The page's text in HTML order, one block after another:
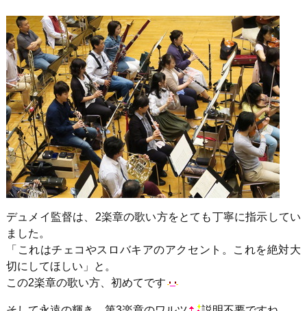
デュメイ監督は、2楽章の歌い方をとても丁寧に指示してい
ました。
「これはチェコやスロバキアのアクセント。これを絶対大
切にしてほしい」と。
この2楽章の歌い方、初めてです